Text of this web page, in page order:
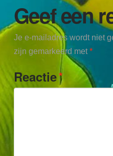
Geef een
Je e-mailadres wordt niet
zijn gemarkeerd met*
Reactie*